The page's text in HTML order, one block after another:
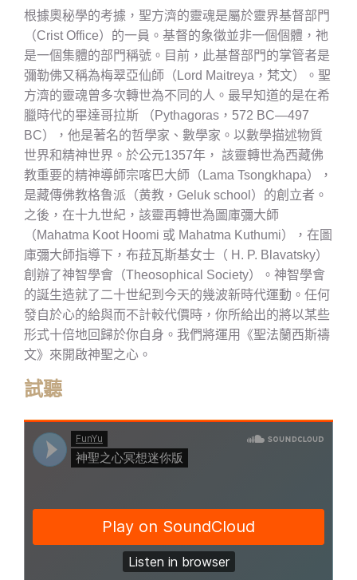
根據奧秘學的考據，聖方濟的靈魂是屬於靈界基督部門
（Crist Office）的一員。基督的象徵並非一個個體，祂
是一個集體的部門稱號。目前，此基督部門的掌管者是
彌勒佛又稱為梅翠亞仙師（Lord Maitreya，梵文）。聖
方濟的靈魂曾多次轉世為不同的人。最早知道的是在希
臘時代的畢達哥拉斯 （Pythagoras，572 BC—497
BC），他是著名的哲學家、數學家。以數學描述物質
世界和精神世界。於公元1357年， 該靈轉世為西藏佛
教重要的精神導師宗喀巴大師（Lama Tsongkhapa），
是藏傳佛教格鲁派（黄教，Geluk school）的創立者。
之後，在十九世紀，該靈再轉世為圖庫彌大師
（Mahatma Koot Hoomi 或 Mahatma Kuthumi），在圖
庫彌大師指導下，布菈瓦斯基女士（ H. P. Blavatsky）
創辦了神智學會（Theosophical Society）。神智學會
的誕生造就了二十世紀到今天的幾波新時代運動。任何
發自於心的給與而不計較代價時，你所給出的將以某些
形式十倍地回歸於你自身。我們將運用《聖法蘭西斯禱
文》來開啟神聖之心。
試聽